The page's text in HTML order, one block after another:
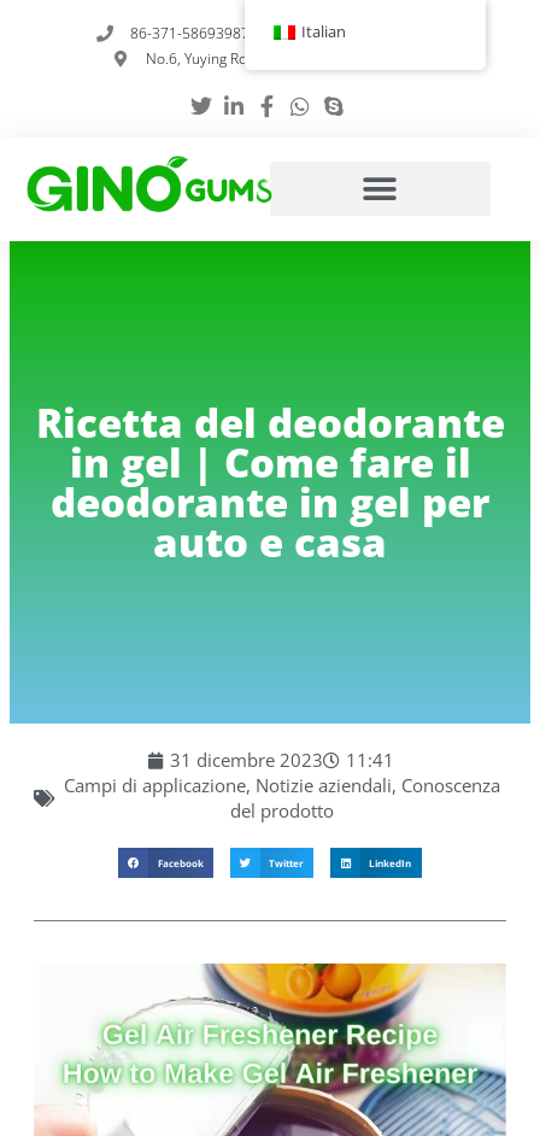
86-371-58693987
info@gumstabilizer.com
No.6, Yuying Road, Zhengzhou, Henan, Cina
Ricetta del deodorante
in gel | Come fare il
deodorante in gel per
auto e casa
31 dicembre 2023
11:41
Campi di applicazione, Notizie aziendali, Conoscenza
del prodotto
Facebook Twitter LinkedIn
Italian